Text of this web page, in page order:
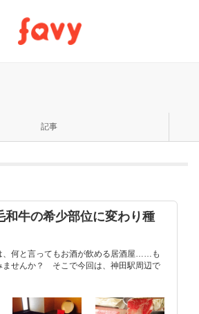
記事
牛の希少部位に変わり種
、何と言ってもお酒が飲める居酒屋……も
ませんか？ そこで今回は、神田駅周辺で